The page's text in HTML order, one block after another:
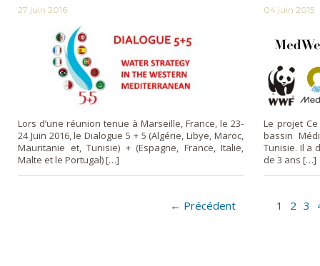
27 juin 2016
Lors d’une réunion tenue à Marseille, France, le 23-
24 Juin 2016, le Dialogue 5 + 5 (Algérie, Libye, Maroc,
Mauritanie et, Tunisie) + (Espagne, France, Italie,
Malte et le Portugal) […]
04 juin 2015
Le projet
bassin
Tunisie. Il a
de 3 ans […]
← Précédent 1 2 3